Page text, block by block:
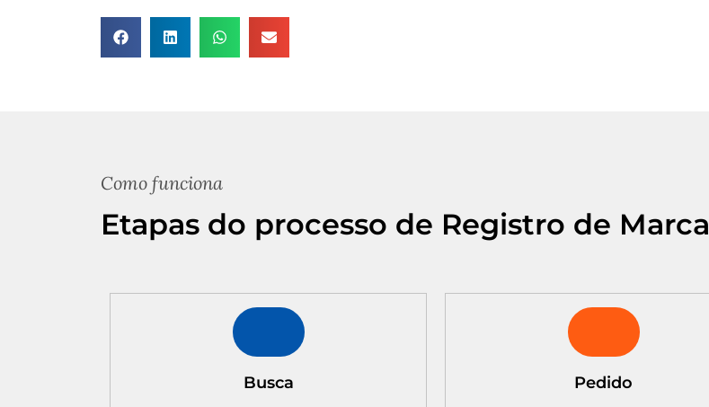
Como funciona
Etapas do processo de Registro de Marca
Busca Pedido